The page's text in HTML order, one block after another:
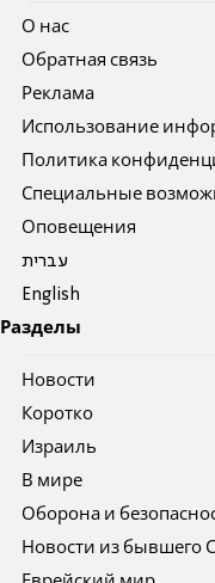
О нас
Обратная связь
Реклама
Использование
Политика
Специальные
Оповещения
עברית
English
Разделы
Новости
Коротко
Израиль
В мире
Оборона и
Новости из бывшего